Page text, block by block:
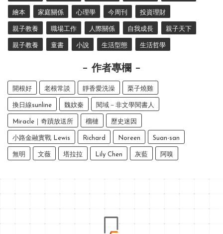
繪本 家庭關係 心理學 今周刊 投資理財
親子教養 職場工作 人際關係 自我成長 親子天下
親子教養 童書 小說 生活型態 生活哲學
作者專欄
開根好 老根常談 靜香愛洗澡 栗子燒雞
換日線sunline 魏妏秦 閱域－非文學閱書人
Miracle｜奇蹟放送所 榴槤 歷史迷因
小路金融實戰 Lewis Richard Noreen Suan-san
無明 文薇 塔拉拉 Lily Chen 灰藍 阿嗅